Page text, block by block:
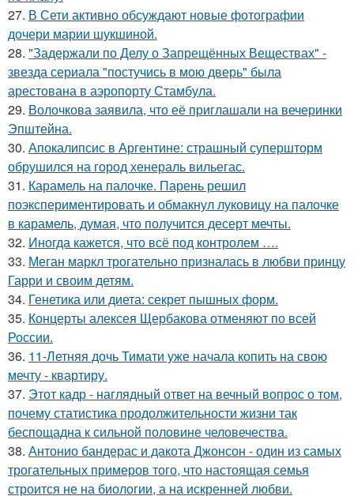
27. В Сети активно обсуждают новые фотографии
дочери марии шукшиной.
28. "Задержали по Делу о Запрещённых Веществах" -
звезда сериала "постучись в мою дверь" была
арестована в аэропорту Стамбула.
29. Волочкова заявила, что её приглашали на вечеринки
Эпштейна.
30. Апокалипсис в Аргентине: страшный супершторм
обрушился на город хенераль вильегас.
31. Карамель на палочке. Парень решил
поэкспериментировать и обмакнул луковицу на палочке
в карамель, думая, что получится десерт мечты.
32. Иногда кажется, что всё под контролем ….
33. Меган маркл трогательно призналась в любви принцу
Гарри и своим детям.
34. Генетика или диета: секрет пышных форм.
35. Концерты алексея Щербакова отменяют по всей
России.
36. 11-Летняя дочь Тимати уже начала копить на свою
мечту - квартиру.
37. Этот кадр - наглядный ответ на вечный вопрос о том,
почему статистика продолжительности жизни так
беспощадна к сильной половине человечества.
38. Антонио бандерас и дакота Джонсон - один из самых
трогательных примеров того, что настоящая семья
строится не на биологии, а на искренней любви.